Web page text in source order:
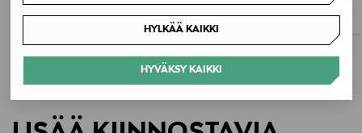
HYLKÄÄ KAIKKI
HYVÄKSY KAIKKI
186032
Valmistaja
Tory Burch Europe Sàrl
Original Price
95,00 €
Original Price
95,00 €